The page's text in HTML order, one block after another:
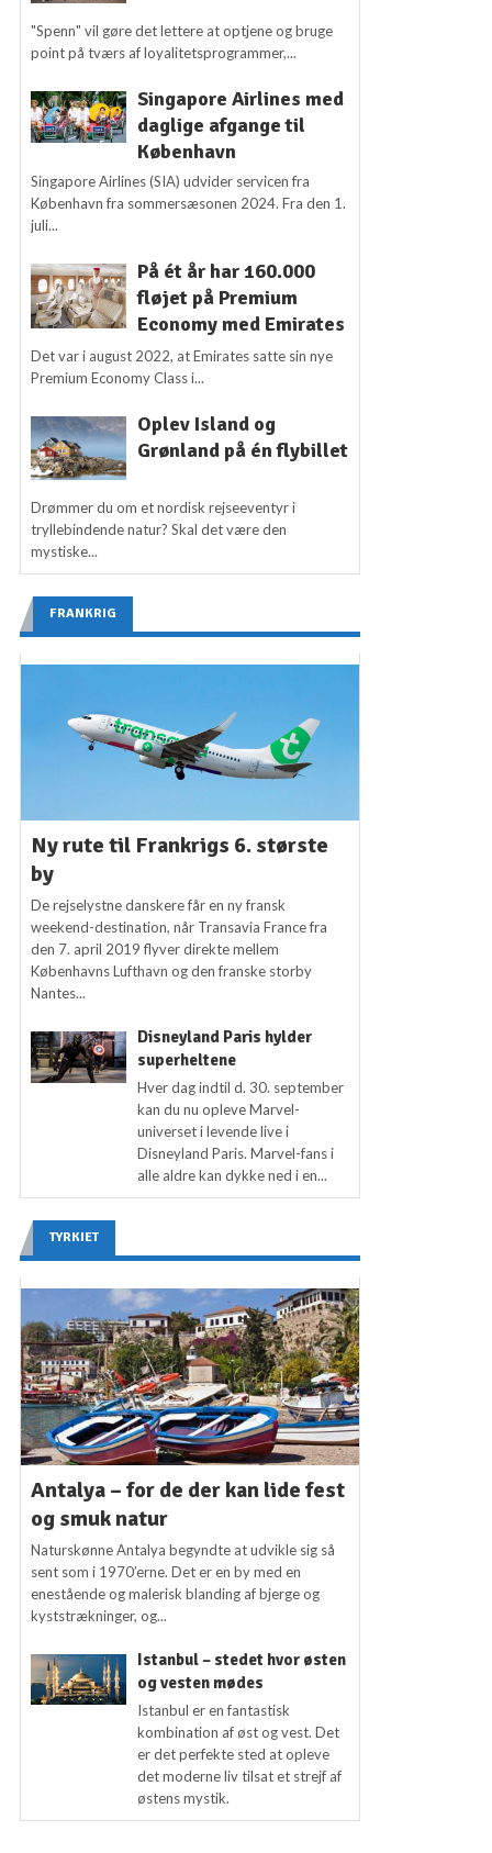
"Spenn" vil gøre det lettere at optjene og bruge
point på tværs af loyalitetsprogrammer,...
Singapore Airlines med
daglige afgange til
København
Singapore Airlines (SIA) udvider servicen fra
København fra sommersæsonen 2024. Fra den 1.
juli...
På ét år har 160.000
fløjet på Premium
Economy med Emirates
Det var i august 2022, at Emirates satte sin nye
Premium Economy Class i...
Oplev Island og
Grønland på én flybillet
Drømmer du om et nordisk rejseeventyr i
tryllebindende natur? Skal det være den
mystiske...
FRANKRIG
Ny rute til Frankrigs 6. største
by
De rejselystne danskere får en ny fransk
weekend-destination, når Transavia France fra
den 7. april 2019 flyver direkte mellem
Københavns Lufthavn og den franske storby
Nantes...
Disneyland Paris hylder
superheltene
Hver dag indtil d. 30. september
kan du nu opleve Marvel-
universet i levende live i
Disneyland Paris. Marvel-fans i
alle aldre kan dykke ned i en...
TYRKIET
Antalya – for de der kan lide fest
og smuk natur
Naturskønne Antalya begyndte at udvikle sig så
sent som i 1970’erne. Det er en by med en
enestående og malerisk blanding af bjerge og
kyststrækninger, og...
Istanbul – stedet hvor østen
og vesten mødes
Istanbul er en fantastisk
kombination af øst og vest. Det
er det perfekte sted at opleve
det moderne liv tilsat et strejf af
østens mystik.